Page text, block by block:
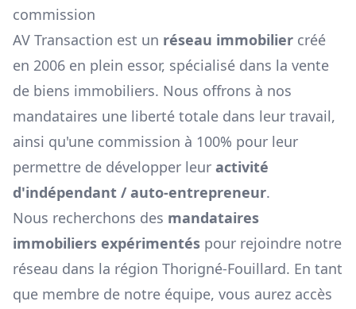
commission
AV Transaction est un réseau immobilier créé
en 2006 en plein essor, spécialisé dans la vente
de biens immobiliers. Nous offrons à nos
mandataires une liberté totale dans leur travail,
ainsi qu'une commission à 100% pour leur
permettre de développer leur activité
d'indépendant / auto-entrepreneur.
Nous recherchons des mandataires
immobiliers expérimentés pour rejoindre notre
réseau dans la région Thorigné-Fouillard. En tant
que membre de notre équipe, vous aurez accès